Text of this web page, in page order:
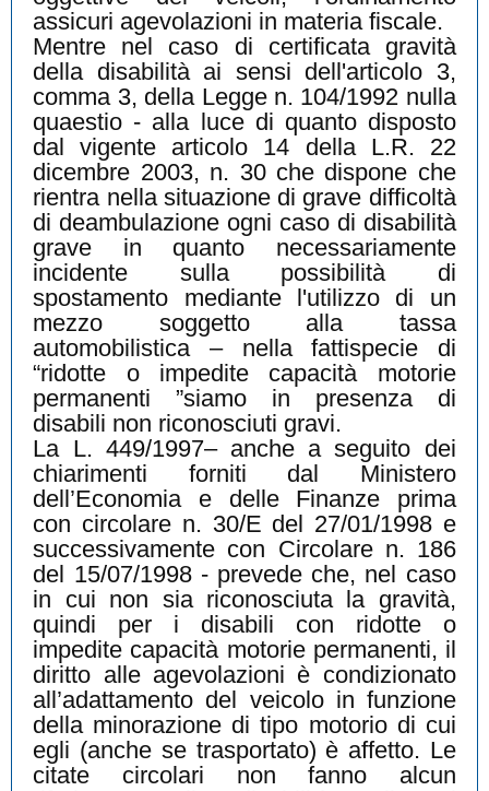
assicuri agevolazioni in materia fiscale.
Mentre nel caso di certificata gravità
della disabilità ai sensi dell'articolo 3,
comma 3, della Legge n. 104/1992 nulla
quaestio - alla luce di quanto disposto
dal vigente articolo 14 della L.R. 22
dicembre 2003, n. 30 che dispone che
rientra nella situazione di grave difficoltà
di deambulazione ogni caso di disabilità
grave in quanto necessariamente
incidente sulla possibilità di
spostamento mediante l'utilizzo di un
mezzo soggetto alla tassa
automobilistica – nella fattispecie di
“ridotte o impedite capacità motorie
permanenti ”siamo in presenza di
disabili non riconosciuti gravi.
La L. 449/1997– anche a seguito dei
chiarimenti forniti dal Ministero
dell’Economia e delle Finanze prima
con circolare n. 30/E del 27/01/1998 e
successivamente con Circolare n. 186
del 15/07/1998 - prevede che, nel caso
in cui non sia riconosciuta la gravità,
quindi per i disabili con ridotte o
impedite capacità motorie permanenti, il
diritto alle agevolazioni è condizionato
all’adattamento del veicolo in funzione
della minorazione di tipo motorio di cui
egli (anche se trasportato) è affetto. Le
citate circolari non fanno alcun